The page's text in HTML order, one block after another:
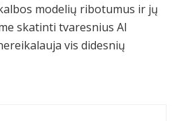
modelių ribotumus ir jų
skatinti tvaresnius AI
vis didesnių